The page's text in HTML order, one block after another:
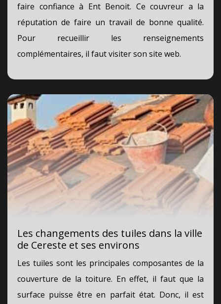
faire confiance à Ent Benoit. Ce couvreur a la
réputation de faire un travail de bonne qualité.
Pour recueillir les renseignements
complémentaires, il faut visiter son site web.
Les changements des tuiles dans la ville
de Cereste et ses environs
Les tuiles sont les principales composantes de la
couverture de la toiture. En effet, il faut que la
surface puisse être en parfait état. Donc, il est